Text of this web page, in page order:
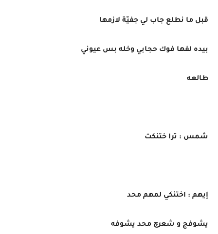
قبل ما نطلع جاب لي جفيّة لازمها
بيده لفها فوك حجابي وخله بس عيوني
طالعه
شمس : ترا ختنكت
إيهم : اختنكي لمهم محد
يشوفج و شعرچ محد يشوفه